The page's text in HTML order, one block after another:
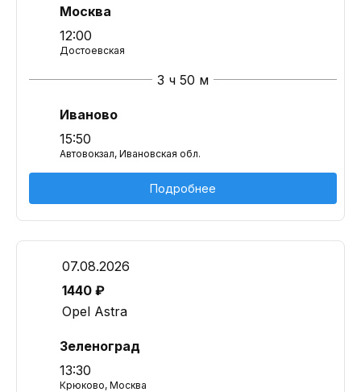
Москва
12:00
Достоевская
3 ч 50 м
Иваново
15:50
Автовокзал, Ивановская обл.
Подробнее
07.08.2026
1440 ₽
Opel Astra
Зеленоград
13:30
Крюково, Москва